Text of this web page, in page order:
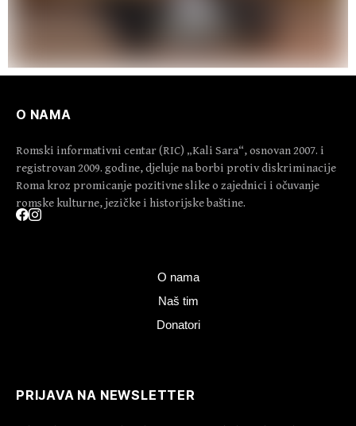
O NAMA
Romski informativni centar (RIC) „Kali Sara“, osnovan 2007. i
registrovan 2009. godine, djeluje na borbi protiv diskriminacije
Roma kroz promicanje pozitivne slike o zajednici i očuvanje
romske kulturne, jezičke i historijske baštine.
O nama
Naš tim
Donatori
PRIJAVA NA NEWSLETTER